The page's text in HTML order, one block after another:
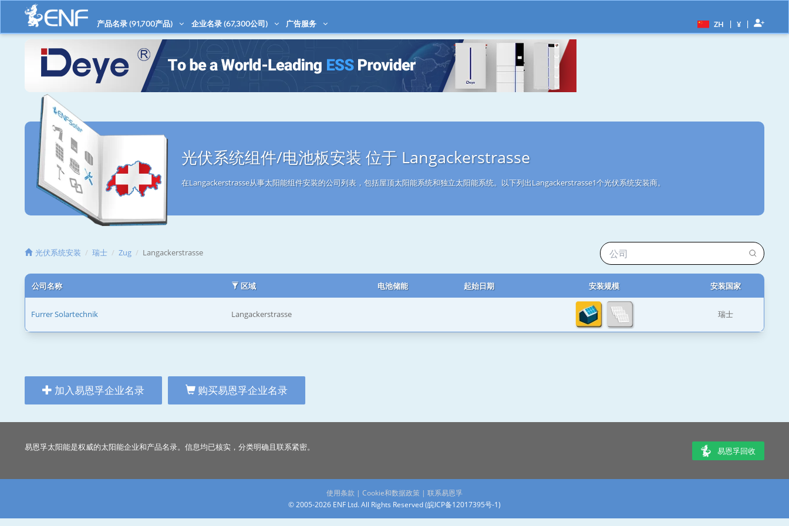
产品名录 (91,700产品) 企业名录 (67,300公司) 广告服务 ZH | ¥ |
光伏系统组件/电池板安装 位于 Langackerstrasse
在Langackerstrasse从事太阳能组件安装的公司列表，包括屋顶太阳能系统和独立太阳能系统。以下列出Langackerstrasse1个光伏系统安装商。
光伏系统安装 瑞士 Zug Langackerstrasse
公司名称 区域 电池储能 起始日期 安装规模 安装国家
Furrer Solartechnik Langackerstrasse 瑞士
加入易恩孚企业名录 购买易恩孚企业名录
易恩孚太阳能是权威的太阳能企业和产品名录。信息均已核实，分类明确且联系紧密。 易恩孚回收
使用条款 | Cookie和数据政策 | 联系易恩孚
© 2005-2026 ENF Ltd. All Rights Reserved (皖ICP备12017395号-1)